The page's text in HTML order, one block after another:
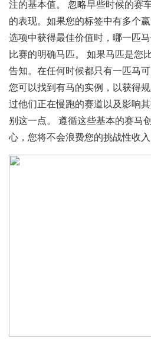
注的基本值。 忽略早些时候的赛
的表现。如果您的标签中有多个
选项中获得最佳价值时，哪一匹
比赛的明确马匹。 如果马匹是您
告知。在任何时候都只有一匹马
您可以找到有马的实例，以获得
过他们正在慢跑的赛道以及影响
别这一点。 遵循这些基本的赛马
心，您将不会浪费您的挑战性收入